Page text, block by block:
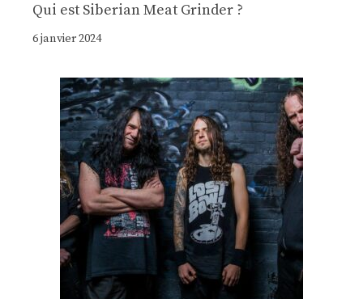
Qui est Siberian Meat Grinder ?
6 janvier 2024